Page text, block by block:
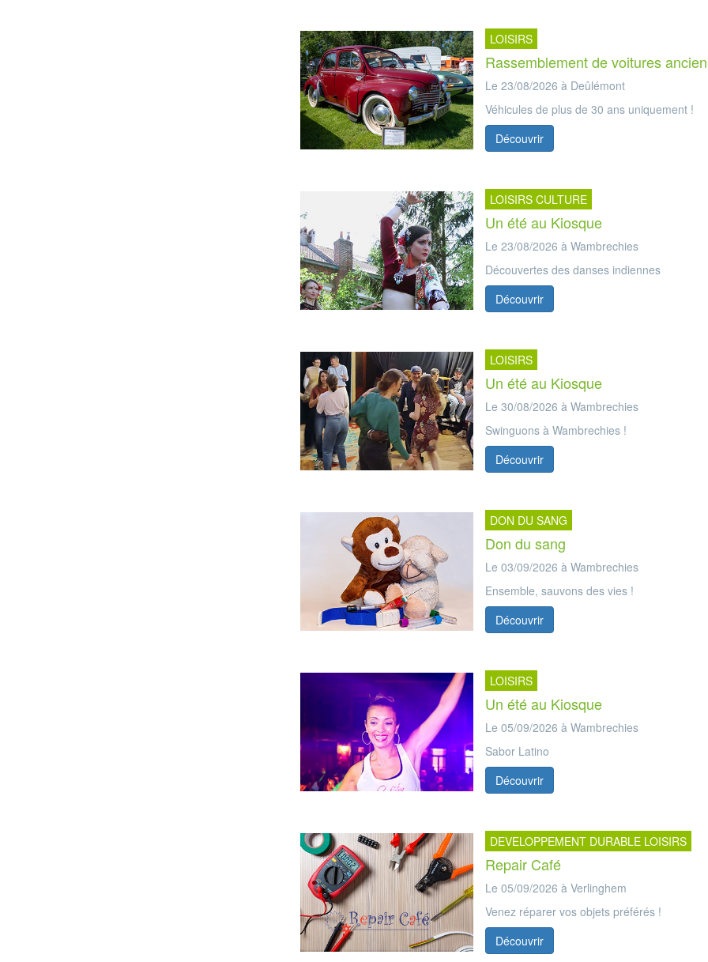
LOISIRS
Rassemblement de voitures
Le 23/08/2026 à Deûlémont
Véhicules de plus de 30 ans uniquement !
Découvrir
LOISIRS CULTURE
Un été au Kiosque
Le 23/08/2026 à Wambrechies
Découvertes des danses indiennes
Découvrir
LOISIRS
Un été au Kiosque
Le 30/08/2026 à Wambrechies
Swinguons à Wambrechies !
Découvrir
DON DU SANG
Don du sang
Le 03/09/2026 à Wambrechies
Ensemble, sauvons des vies !
Découvrir
LOISIRS
Un été au Kiosque
Le 05/09/2026 à Wambrechies
Sabor Latino
Découvrir
DEVELOPPEMENT DURABLE LOISIRS
Repair Café
Le 05/09/2026 à Verlinghem
Venez réparer vos objets préférés !
Découvrir